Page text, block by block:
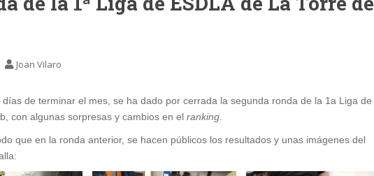
Joan Vilaro
días de terminar el mes, se ha dado por cerrada la segunda ronda de la 1a Liga de
con algunas sorpresas y cambios en el ranking.
que en la ronda anterior, se hacen públicos los resultados y unas imágenes del